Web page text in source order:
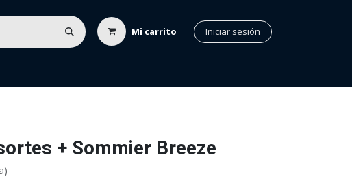
Mi carrito Iniciar sesión
+ Sommier Breeze